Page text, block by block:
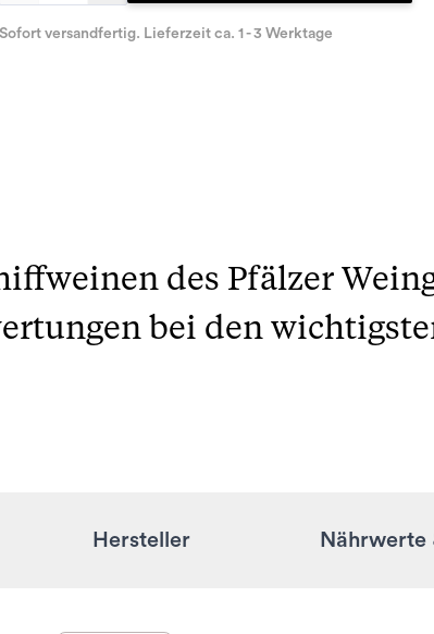
Sofort versandfertig. Lieferzeit ca. 1 - 3 Werktage
des Pfälzer
bei den
Hersteller Nährwerte